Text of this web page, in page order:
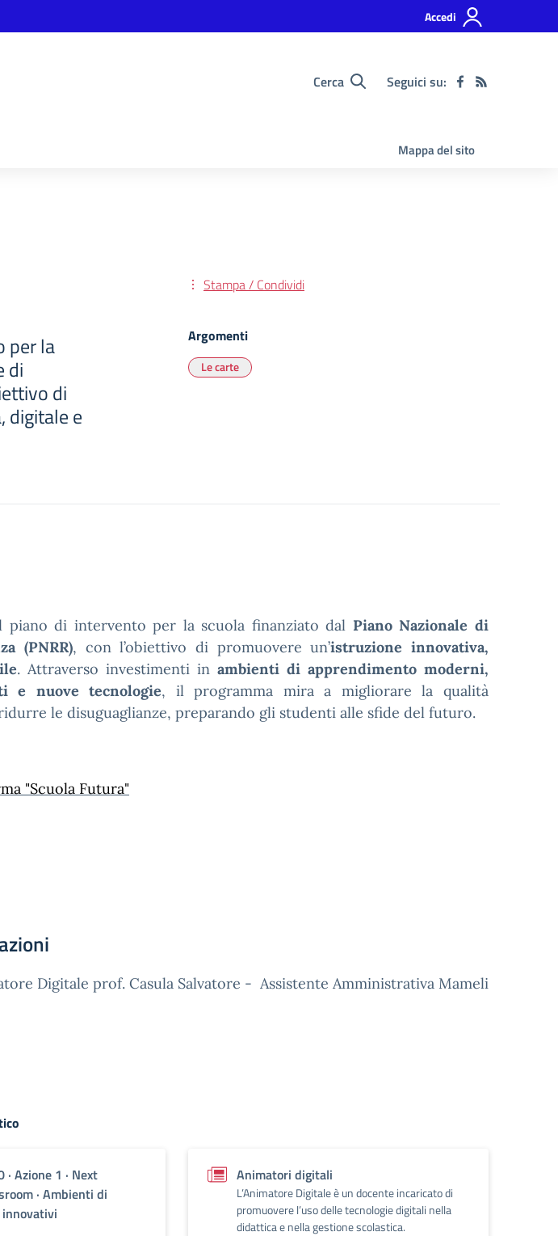
Accedi
Cerca Seguici su:
Mappa del sito
per la
di
di
digitale e
Stampa / Condividi
Argomenti
Le carte
di intervento per la scuola finanziato dal Piano Nazionale di
(PNRR), con l’obiettivo di promuovere un’istruzione innovativa,
. Attraverso investimenti in ambienti di apprendimento moderni,
e nuove tecnologie, il programma mira a migliorare la qualità
le disuguaglianze, preparando gli studenti alle sfide del futuro.
"Scuola Futura"
Digitale prof. Casula Salvatore - Assistente Amministrativa Mameli
· Azione 1 · Next
· Ambienti di
Animatori digitali
L’Animatore Digitale è un docente incaricato di
promuovere l’uso delle tecnologie digitali nella
didattica e nella gestione scolastica.